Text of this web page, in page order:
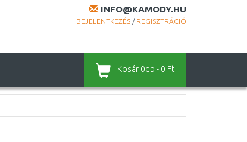
INFO@KAMODY.HU
BEJELENTKEZÉS / REGISZTRÁCIÓ
Kosár 0db - 0 Ft